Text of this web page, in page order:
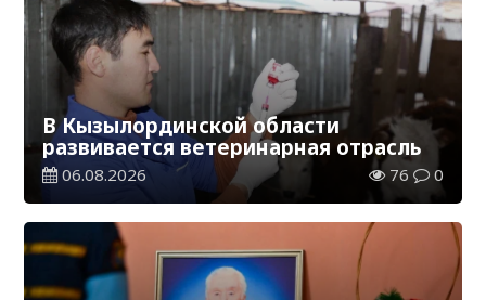
В Кызылординской области
развивается ветеринарная отрасль
06.08.2026 76 0